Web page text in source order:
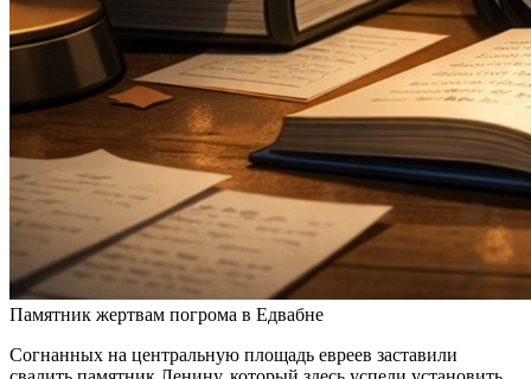
Памятник жертвам погрома в Едвабне
Согнанных на центральную площадь евреев заставили